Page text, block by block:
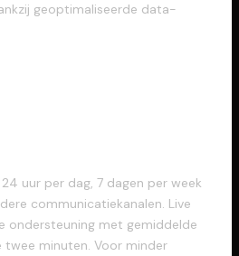
geoptimaliseerde data-
uur per dag, 7 dagen per week
communicatiekanalen. Live
ondersteuning met gemiddelde
minuten. Voor minder